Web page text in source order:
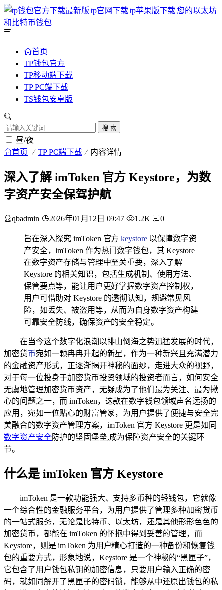
首页
TP钱包官方
TP移动端下载
TP PC端下载
TS钱包安卓版
搜 索
昼/夜
首页 TP PC端下载 内容详情
深入了解 imToken 官方 Keystore，为数
字资产安全保驾护航
qbadmin 2026年01月12日 09:47 1.2K 0
旨在深入探究 imToken 官方 keystore 以保障数字资
产安全，imToken 作为热门数字钱包，其 Keystore
在数字资产存储与管理中至关重要，深入了解
Keystore 的相关知识，包括生成机制、使用方法、
保管要点等，能让用户更好掌握数字资产控制权，
用户可借助对 Keystore 的透彻认知，规避常见风
险，如丢失、被盗用等，从而为自身数字资产构建
可靠安全防线，确保资产的安全稳定。
在当今这个数字化浪潮以排山倒海之势迅猛发展的时代，
加密货币宛如一颗冉冉升起的新星，作为一种新兴且充满潜力
的金融资产形式，正逐渐揭开神秘的面纱，走进大众的视野，
对于每一位投身于加密货币投资领域的投资者而言，如何安全
无虞地管理加密货币资产，无疑成为了他们最为关注、最为揪
心的问题之一，而 imToken，这款在数字钱包领域声名远扬的
应用，宛如一位贴心的财富管家，为用户提供了便捷与安全完
美融合的数字资产管理方案，imToken 官方 Keystore 更是如同
数字资产安全防护的坚固堡垒,成为保障资产安全的关键环
节。
什么是 imToken 官方 Keystore
imToken 是一款功能强大、支持多币种的轻钱包，它就像
一个综合性的金融服务平台，为用户提供了管理多种加密货币
的一站式服务，无论是比特币、以太坊，还是其他形形色色的
加密货币，都能在 imToken 的怀抱中得到妥善的管理，而
Keystore，则是 imToken 为用户精心打造的一种备份和恢复钱
包的重要方式，形象地说，Keystore 是一个神秘的“黑匣子”，
它包含了用户钱包私钥的加密信息，只要用户输入正确的密
码，就如同解开了黑匣子的密码锁，能够从中还原出钱包的私